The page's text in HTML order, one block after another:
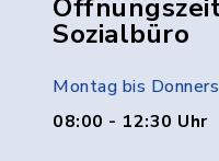
Sozialbüro
Montag bis
08:00 - 12:30 Uhr